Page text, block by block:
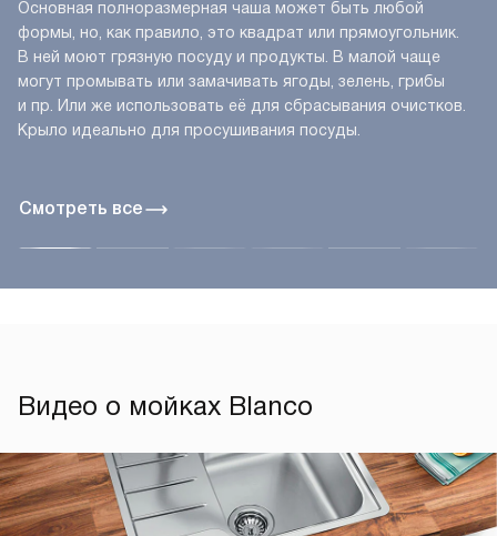
Смотреть все
Основная полноразмерная чаша может быть любой
формы, но, как правило, это квадрат или прямоугольник.
В ней моют грязную посуду и продукты. В малой чаще
могут промывать или замачивать ягоды, зелень, грибы
и пр. Или же использовать её для сбрасывания очистков.
Крыло идеально для просушивания посуды.
Видео о мойках Blanco